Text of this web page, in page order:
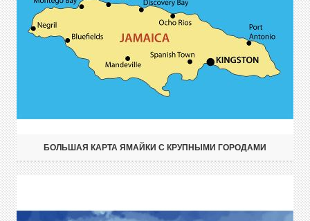
БОЛЬШАЯ КАРТА ЯМАЙКИ С КРУПНЫМИ ГОРОДАМИ